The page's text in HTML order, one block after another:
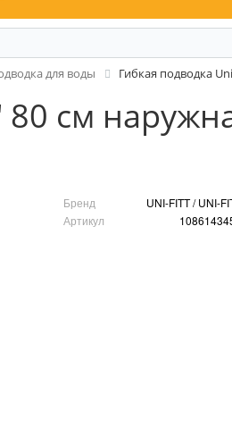
для воды Гибкая подводка
см
Бренд
UNI-FITT / UNI-
Артикул